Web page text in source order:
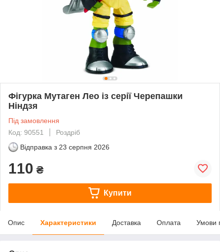
Фігурка Мутаген Лео із серії Черепашки
Ніндзя
Під замовлення
Код: 90551
Роздріб
Відправка з 23 серпня 2026
110 ₴
Купити
Опис Характеристики Доставка Оплата Умови